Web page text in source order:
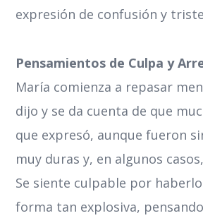
expresión de confusión y
Pensamientos de Culpa y
María comienza a repasar
dijo y se da cuenta de que
que expresó, aunque fueron
muy duras y, en algunos
Se siente culpable por
forma tan explosiva,